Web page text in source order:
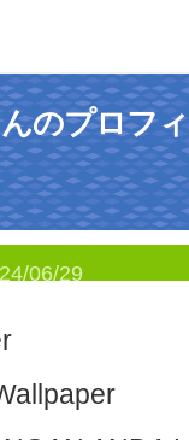
のプロフ
06/29